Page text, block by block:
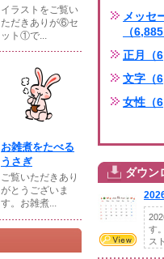
イラストをご覧い
ただきありが⑥セ
ット①で...
お雑煮をたべる
うさぎ
ご覧いただきあり
がとうございま
す。お雑煮...
メッセ
（6,885
正月（
文字（
女性（
ダウン
す
ス